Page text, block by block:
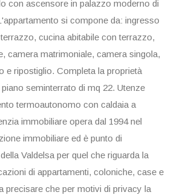
con ascensore in palazzo moderno di
si compone da: ingresso
cucina abitabile con terrazzo,
camera matrimoniale, camera singola,
e ripostiglio. Completa la proprietà
seminterrato di mq 22. Utenze
termoautonomo con caldaia a
immobiliare opera dal 1994 nel
immobiliare ed è punto di
Valdelsa per quel che riguarda la
di appartamenti, coloniche, case e
precisare che per motivi di privacy la